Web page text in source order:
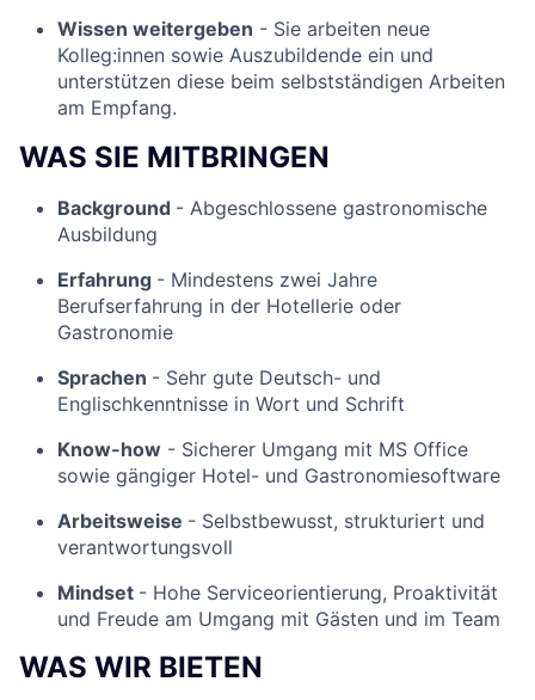
Wissen weitergeben - Sie arbeiten neue
Kolleg:innen sowie Auszubildende ein und
unterstützen diese beim selbstständigen Arbeiten
am Empfang.
WAS SIE MITBRINGEN
Background - Abgeschlossene gastronomische
Ausbildung
Erfahrung - Mindestens zwei Jahre
Berufserfahrung in der Hotellerie oder
Gastronomie
Sprachen - Sehr gute Deutsch- und
Englischkenntnisse in Wort und Schrift
Know-how - Sicherer Umgang mit MS Office
sowie gängiger Hotel- und Gastronomiesoftware
Arbeitsweise - Selbstbewusst, strukturiert und
verantwortungsvoll
Mindset - Hohe Serviceorientierung, Proaktivität
und Freude am Umgang mit Gästen und im Team
WAS WIR BIETEN